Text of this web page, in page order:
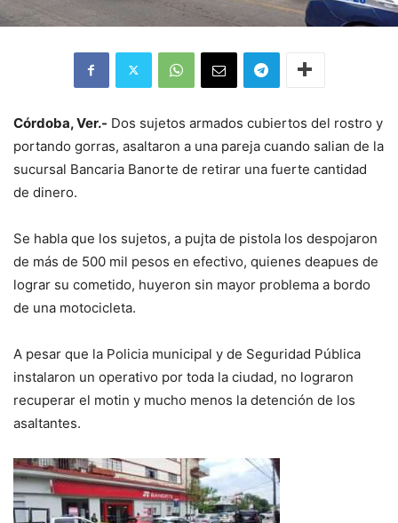
Córdoba, Ver.- Dos sujetos armados cubiertos del rostro y
portando gorras, asaltaron a una pareja cuando salian de la
sucursal Bancaria Banorte de retirar una fuerte cantidad
de dinero.
Se habla que los sujetos, a pujta de pistola los despojaron
de más de 500 mil pesos en efectivo, quienes deapues de
lograr su cometido, huyeron sin mayor problema a bordo
de una motocicleta.
A pesar que la Policia municipal y de Seguridad Pública
instalaron un operativo por toda la ciudad, no lograron
recuperar el motin y mucho menos la detención de los
asaltantes.